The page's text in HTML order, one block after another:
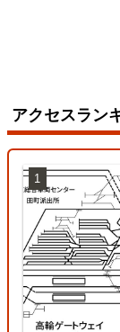
アクセスラン
1